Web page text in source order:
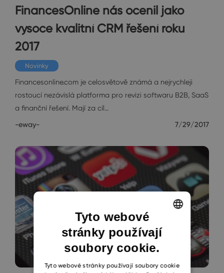
FinancesOnline nás ocenil jako
vysoce kvalitní CRM řešení roku
2017
Novinky
Financesonline.com je celosvětově známá a nejrychleji
rostoucí nezávislá platforma pro revizi softwaru B2B, SaaS
a finanční řešení. Mají za cíl…
-eway- 7/29/2017
ENGLISH
CZECH
SLOVAK
Tyto webové
stránky používají
soubory cookie.
Tyto webové stránky používají soubory cookie